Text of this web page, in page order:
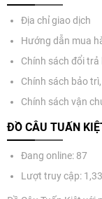
Địa chỉ giao dịch
Hướng dẫn mua
Chính sách đổi trả
Chính sách bảo
Chính sách vận
ĐỒ CÂU TUẤN
Đang online: 87
Lượt truy cập: